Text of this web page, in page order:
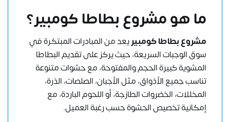
ما هو مشروع بطاطا كومبير؟
مشروع بطاطا كومبيريعد من المبادرات المبتكرة في
سوق الوجبات السريعة، حيث يركز على تقديم البطاطا
المشوية كبيرة الحجم والمفتوحة، مع حشوات متنوعة
تناسب جميع الأذواق، مثل الأجبان، الصلصات، الذرة،
المخللات، الخضروات الطازجة، أو اللحوم الباردة، مع
إمكانية تخصيص الحشوة حسب رغبة العميل.